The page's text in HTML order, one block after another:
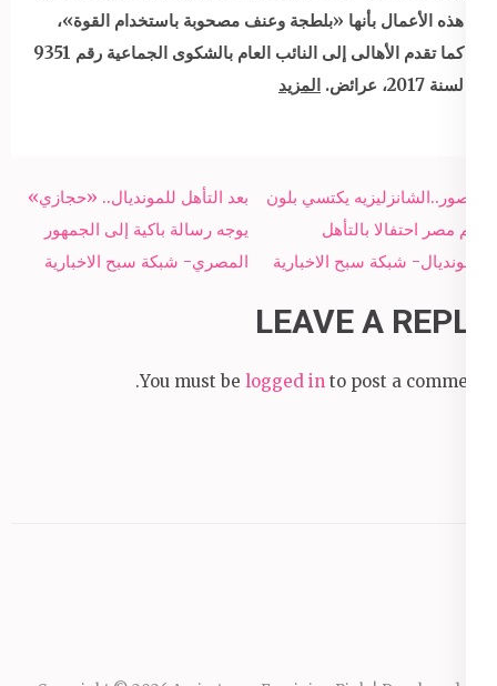
هذه الأعمال بأنها «بلطجة وعنف مصحوبة باستخدام القوة»،
كما تقدم الأهالى إلى النائب العام بالشكوى الجماعية رقم 9351
لسنة 2017، عرائض.
المزيد
Post
navigation
بعد التأهل للمونديال.. «حجازي»
يوجه رسالة باكية إلى الجمهور
المصري- شبكة سبح الاخبارية
بالصور..الشانزليزيه يكتسي بلون
علم مصر احتفالا بالتأهل
للمونديال- شبكة سبح الاخبارية
LEAVE A REPLY
You must be logged in to post a comment.